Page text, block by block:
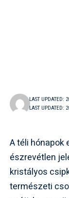
LAST UPDATED:
LAST UPDATED:
A téli hónapok
észrevétlen
kristályos
természeti